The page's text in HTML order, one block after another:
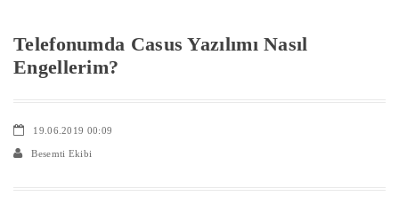
Telefonumda Casus Yazılımı Nasıl
Engellerim?
19.06.2019 00:09
Besemti Ekibi